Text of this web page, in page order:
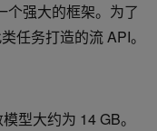
个强大的框架。为了
任务打造的流 API。
型大约为 14 GB。